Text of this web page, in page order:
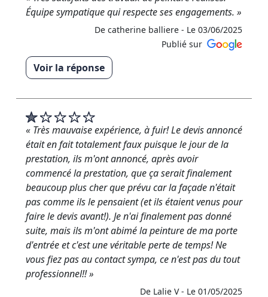
Équipe sympatique qui respecte ses engagements. »
De catherine balliere - Le 03/06/2025
Publié sur
Voir la réponse
avis ! Ça a été un réel plaisir de travailler pour vous,
une ambiance conviviale et pleine de confiance .
Ravi d’avoir pu vous satisfaire. À bientôt peut-être !
Rudy RM Rénovation »
De RM RENOVATION - Le 04/06/2025
« Très mauvaise expérience, à fuir! Le devis annoncé
était en fait totalement faux puisque le jour de la
prestation, ils m'ont annoncé, après avoir
commencé la prestation, que ça serait finalement
beaucoup plus cher que prévu car la façade n'était
pas comme ils le pensaient (et ils étaient venus pour
faire le devis avant!). Je n'ai finalement pas donné
suite, mais ils m'ont abimé la peinture de ma porte
d'entrée et c'est une véritable perte de temps! Ne
vous fiez pas au contact sympa, ce n'est pas du tout
professionnel!! »
De Lalie V - Le 01/05/2025